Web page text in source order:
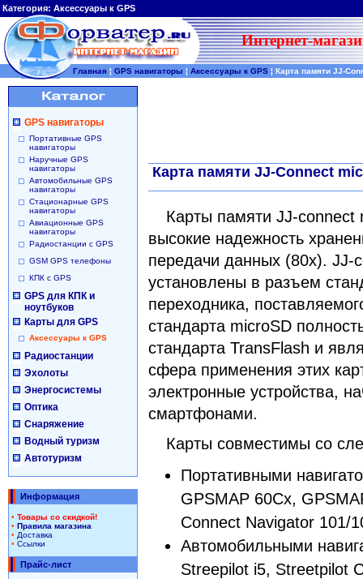
Категория: Аксессуары к GPS
Интернет-
Главная ¦ GPS навигаторы ¦ Аксессуары к GPS ¦ Карта памяти JJ-
GPS навигаторы
Портативные GPS
навигаторы
Наручные GPS
навигаторы
Автомобильные GPS
навигаторы
Стационарные GPS
навигаторы
Авиационные GPS
навигаторы
Радиостанции с GPS
GSM GPS телефоны
КПК с GPS
GPS для КПК и
ноутбуков
Карты для GPS
Аксессуары к GPS
Радиостанции
Эхолоты
Энергосистемы
Оптика
Снаряжение
Водный туризм
Автотуризм
Информация
• Товары со скидкой!
• Правила магазина
• Доставка
• Ссылки
Прайс-лист
Карта памяти JJ-Connect
Карты памяти JJ-connect
высокие надежность
передачи данных (80x). JJ-
установлены в разъем
переходника,
стандарта microSD
стандарта TransFlash и
сфера применения этих
электронные устройства,
смартфонами.
Карты совместимы со
Портативными
GPSMAP 60Cx,
Connect Navigator 101/
Автомобильными
Streepilot i5, Streetpilot